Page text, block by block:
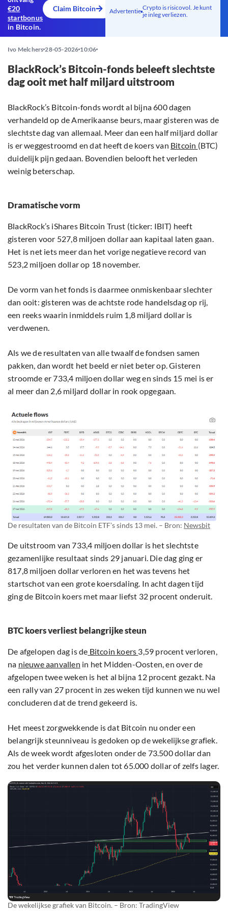
€20
startbonus
in Bitcoin.
Claim Bitcoin Advertentie Crypto is risicovol. Je kunt
je inleg verliezen.
Ivo Melchers 28-05-2026 10:06
BlackRock’s Bitcoin-fonds beleeft slechtste
dag ooit met half miljard uitstroom
BlackRock’s Bitcoin-fonds wordt al bijna 600 dagen
verhandeld op de Amerikaanse beurs, maar gisteren was de
slechtste dag van allemaal. Meer dan een half miljard dollar
is er weggestroomd en dat heeft de koers van Bitcoin (BTC)
duidelijk pijn gedaan. Bovendien belooft het verleden
weinig beterschap.
Dramatische vorm
BlackRock’s iShares Bitcoin Trust (ticker: IBIT) heeft
gisteren voor 527,8 miljoen dollar aan kapitaal laten gaan.
Het is net iets meer dan het vorige negatieve record van
523,2 miljoen dollar op 18 november.
De vorm van het fonds is daarmee onmiskenbaar slechter
dan ooit: gisteren was de achtste rode handelsdag op rij,
een reeks waarin inmiddels ruim 1,8 miljard dollar is
verdwenen.
Als we de resultaten van alle twaalf de fondsen samen
pakken, dan wordt het beeld er niet beter op. Gisteren
stroomde er 733,4 miljoen dollar weg en sinds 15 mei is er
al meer dan 2,6 miljard dollar in rook opgegaan.
De resultaten van de Bitcoin ETF’s sinds 13 mei. – Bron: Newsbit
De uitstroom van 733,4 miljoen dollar is het slechtste
gezamenlijke resultaat sinds 29 januari. Die dag ging er
817,8 miljoen dollar verloren en het was tevens het
startschot van een grote koersdaling. In acht dagen tijd
ging de Bitcoin koers met maar liefst 32 procent onderuit.
BTC koers verliest belangrijke steun
De afgelopen dag is de Bitcoin koers 3,59 procent verloren,
na nieuwe aanvallen in het Midden-Oosten, en over de
afgelopen twee weken is het al bijna 12 procent gezakt. Na
een rally van 27 procent in zes weken tijd kunnen we nu wel
concluderen dat de trend gekeerd is.
Het meest zorgwekkende is dat Bitcoin nu onder een
belangrijk steunniveau is gedoken op de wekelijkse grafiek.
Als de week wordt afgesloten onder de 73.500 dollar dan
zou het verder kunnen dalen tot 65.000 dollar of zelfs lager.
De wekelijkse grafiek van Bitcoin. – Bron: TradingView